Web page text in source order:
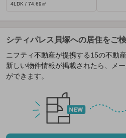
4LDK / 74.69㎡
シティパレス貝塚への居住をご
ニフティ不動産が提携する15の不動
新しい物件情報が掲載されたら、メ
ができます。